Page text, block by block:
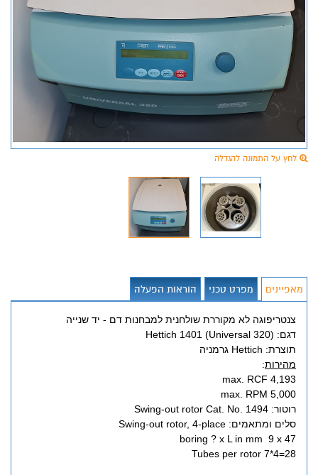
לחץ על התמונה להגדלה
מאפיינים מפרט טכני הוראות הפעלה
צנטריפוגה לא מקוררת שולחנית למבחנות דם - יד שנייה
דגם: Hettich 1401 (Universal 320)
תוצרת: Hettich גרמניה
מהירות:
max. RCF 4,193
max. RPM 5,000
רוטור: Swing-out rotor Cat. No. 1494
סלים ומתאמים: Swing-out rotor, 4-place
boring ? x L in mm 9 x 47
Tubes per rotor 7*4=28